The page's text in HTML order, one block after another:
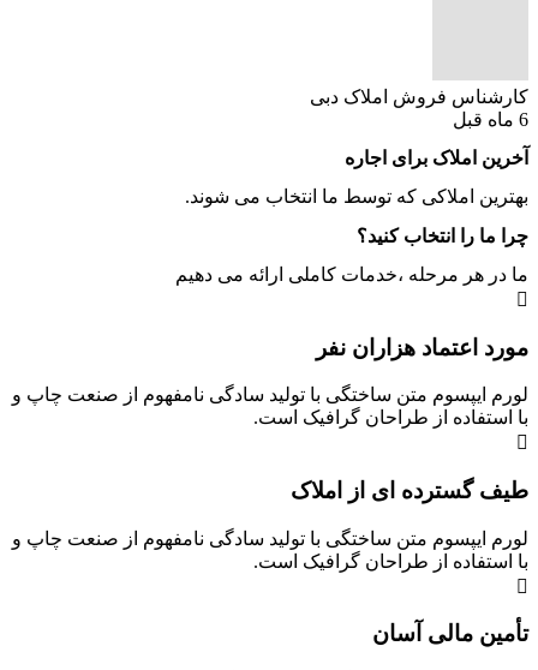
کارشناس فروش املاک دبی
6 ماه قبل
آخرین املاک برای اجاره
بهترین املاکی که توسط ما انتخاب می شوند.
چرا ما را انتخاب کنید؟
ما در هر مرحله ،خدمات کاملی ارائه می دهیم
مورد اعتماد هزاران نفر
لورم ایپسوم متن ساختگی با تولید سادگی نامفهوم از صنعت چاپ و
با استفاده از طراحان گرافیک است.
طیف گسترده ای از املاک
لورم ایپسوم متن ساختگی با تولید سادگی نامفهوم از صنعت چاپ و
با استفاده از طراحان گرافیک است.
تأمین مالی آسان